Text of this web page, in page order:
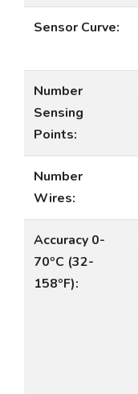
Sensor Curve:
Number
Sensing
Points:
Number
Wires:
Accuracy 0-
70ºC (32-
158ºF):